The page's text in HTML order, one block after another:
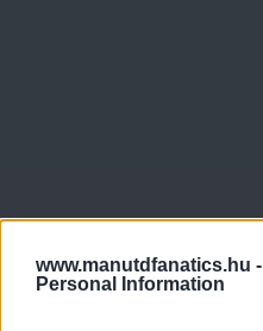
www.manutdfanatics.hu -
Personal Information